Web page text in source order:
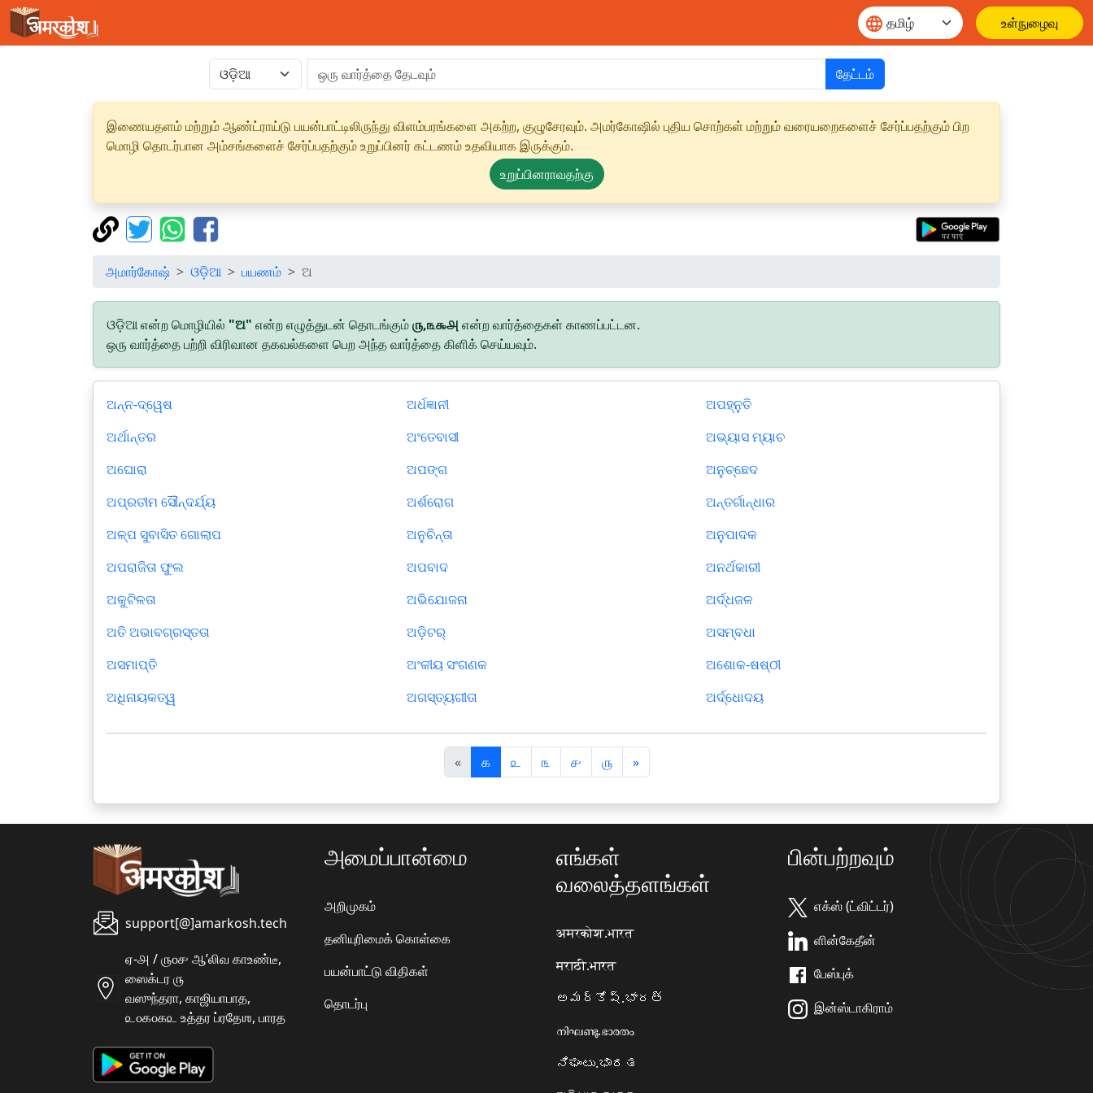
உள்நுழைவு
தேட்டம்
இணையதளம் மற்றும் ஆண்ட்ராய்டு பயன்பாட்டிலிருந்து விளம்பரங்களை அகற்ற, குழுசேரவும். அமர்கோஷில் புதிய சொற்கள் மற்றும் வரையறைகளைச் சேர்ப்பதற்கும் பிற
மொழி தொடர்பான அம்சங்களைச் சேர்ப்பதற்கும் உறுப்பினர் கட்டணம் உதவியாக இருக்கும்.
உறுப்பினராவதற்கு
அமார்கோஷ் ଓଡ଼ିଆ பயணம் ଅ
ଓଡ଼ିଆ என்ற மொழியில் "ଅ" என்ற எழுத்துடன் தொடங்கும்௫,௩௯௮ என்ற வார்த்தைகள் காணப்பட்டன.
ஒரு வார்த்தை பற்றி விரிவான தகவல்களை பெற அந்த வார்த்தை கிளிக் செய்யவும்.
ଅନ୍ନ-ଦ୍ୱେଷ
ଅର୍ଥାନ୍ତର
ଅଘୋରା
ଅପ୍ରତୀମ ସୌନ୍ଦର୍ଯ୍ୟ
ଅଳ୍ପ ସୁବାସିତ ଗୋଲାପ
ଅପରାଜିତା ଫୁଲ
ଅକୁଟିଳତା
ଅତି ଅଭାବଗ୍ରସ୍ତତା
ଅସମାପ୍ତି
ଅଧିନାୟକତ୍ୱ
ଅର୍ଧଜ୍ଞାନୀ
ଅଂତେବାସୀ
ଅପଙ୍ଗ
ଅର୍ଶରୋଗ
ଅନୁଚିନ୍ତା
ଅପବାଦ
ଅଭିଯୋଜନା
ଅଡ଼ିଟର୍
ଅଂକୀୟ ସଂଗଣକ
ଅଗସ୍ତ୍ୟଗୀତା
ଅପହ୍ନୁତି
ଅଭ୍ୟାସ ମ୍ୟାଚ
ଅନୁଚ୍ଛେଦ
ଅନ୍ତର୍ଗାନ୍ଧାର
ଅନୁପାଦକ
ଅନର୍ଥକାରୀ
ଅର୍ଦ୍ଧଜଳ
ଅସମ୍ବଧା
ଅଶୋକ-ଷଷ୍ଠୀ
ଅର୍ଦ୍ଧୋଦୟ
«पि
छ
ला
௧ ௨ ௩ ௪ ௫ »अ
ग
ला
support[@]amarkosh.tech
ஏ-௮ / ௫௦௪ ஆʼலிவ காஉண்டீ,
ஸைக்டர ௫
வஸுந்தரா, காஜியாபாத,
௨௦௧௦௧௨ உத்தர ப்ரதேஶ, பாரத
அமைப்பான்மை
அறிமுகம்
தனியுரிமைக் கொள்கை
பயன்பாட்டு விதிகள்
தொடர்பு
எங்கள்
வலைத்தளங்கள்
अमरकोश.भारत
मराठी.भारत
అమర్కోష్.భారత్
നിഘണ്ടു.ഭാരതം
ನಿಘಂಟು.ಭಾರತ
பின்பற்றவும்
எக்ஸ் (ட்விட்டர்)
ளின்கேதீன்
பேஸ்புக்
இன்ஸ்டாகிராம்